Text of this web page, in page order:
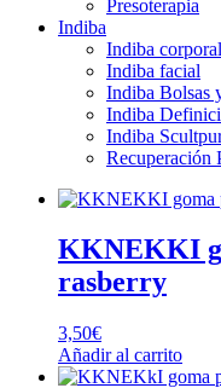
Presoterapia
Indiba
Indiba corporal
Indiba facial
Indiba Bolsas
Indiba
Indiba
Recuperación
KKNEKKI
rasberry
3,50€
Añadir al carrito